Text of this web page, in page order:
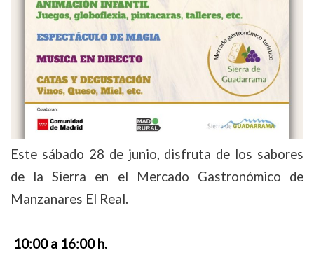
Este sábado 28 de junio, disfruta de los sabores
de la Sierra en el Mercado Gastronómico de
Manzanares El Real.
10:00 a 16:00 h.